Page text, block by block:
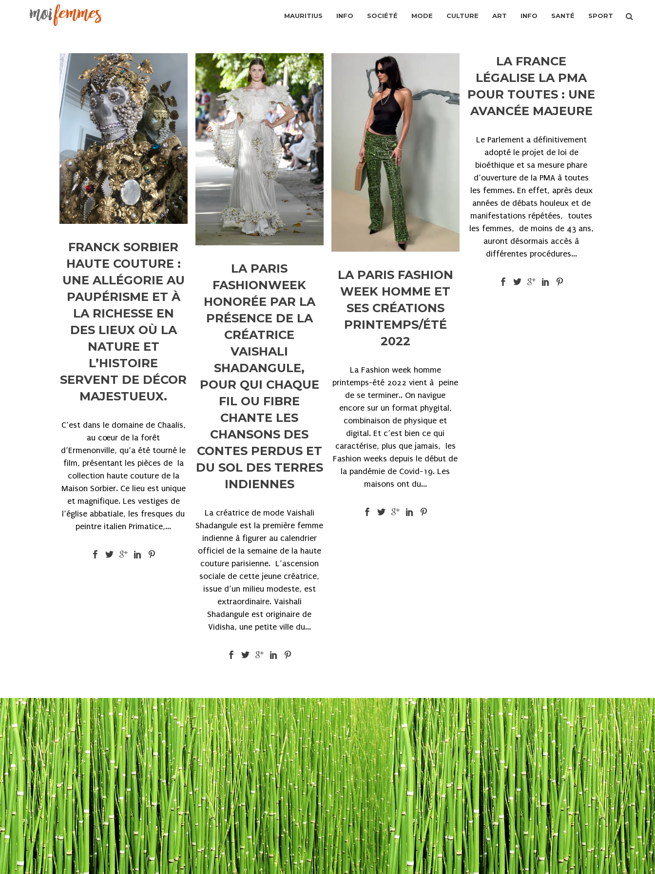
MAURITIUS INFO SOCIÉTÉ MODE CULTURE ART INFO SANTÉ SPORT
FRANCK SORBIER
HAUTE COUTURE :
UNE ALLÉGORIE AU
PAUPÉRISME ET À
LA RICHESSE EN
DES LIEUX OÙ LA
NATURE ET
L’HISTOIRE
SERVENT DE DÉCOR
MAJESTUEUX.
C’est dans le domaine de Chaalis,
au cœur de la forêt
d’Ermenonville, qu’a été tourné le
film, présentant les pièces de la
collection haute couture de la
Maison Sorbier. Ce lieu est unique
et magnifique. Les vestiges de
l’église abbatiale, les fresques du
peintre italien Primatice,...
LA PARIS
FASHIONWEEK
HONORÉE PAR LA
PRÉSENCE DE LA
CRÉATRICE
VAISHALI
SHADANGULE,
POUR QUI CHAQUE
FIL OU FIBRE
CHANTE LES
CHANSONS DES
CONTES PERDUS ET
DU SOL DES TERRES
INDIENNES
La créatrice de mode Vaishali
Shadangule est la première femme
indienne à figurer au calendrier
officiel de la semaine de la haute
couture parisienne. L’ascension
sociale de cette jeune créatrice,
issue d’un milieu modeste, est
extraordinaire. Vaishali
Shadangule est originaire de
Vidisha, une petite ville du...
LA PARIS FASHION
WEEK HOMME ET
SES CRÉATIONS
PRINTEMPS/ÉTÉ
2022
La Fashion week homme
printemps-été 2022 vient à peine
de se terminer.. On navigue
encore sur un format phygital,
combinaison de physique et
digital. Et c’est bien ce qui
caractérise, plus que jamais, les
Fashion weeks depuis le début de
la pandémie de Covid-19. Les
maisons ont du...
LA FRANCE
LÉGALISE LA PMA
POUR TOUTES : UNE
AVANCÉE MAJEURE
Le Parlement a définitivement
adopté le projet de loi de
bioéthique et sa mesure phare
d’ouverture de la PMA à toutes
les femmes. En effet, après deux
années de débats houleux et de
manifestations répétées, toutes
les femmes, de moins de 43 ans,
auront désormais accès à
différentes procédures...